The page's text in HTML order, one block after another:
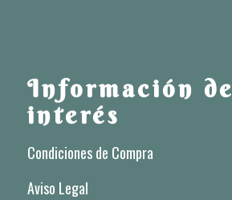
Información de
interés
Condiciones de Compra
Aviso Legal